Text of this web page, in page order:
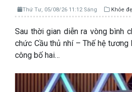
Thứ Tư, 05/08/26 11:12 Sáng Khỏe
Sau thời gian diễn ra vòng bình
chức Cầu thủ nhí – Thế hệ
công bố hai…